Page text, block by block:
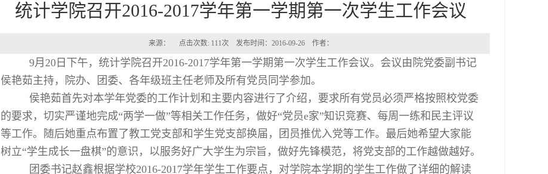
统计学院召开2016-2017学年第一学期第一次学生工作会议
来源： 点击次数: 111次 发布时间：2016-09-26 作者：
9月 20日下午，统计学院召开2016-2017学年第一学期第一次学生工作会议。会议由院党委副书记
侯艳茹主持，院办、团委、各年级班主任老师及所有党员同学参加。
侯艳茹首先对本学年党委的工作计划和主要内容进行了介绍，要求所有党员必须严格按照校党委
的要求，切实严谨地完成“两学一做”等相关工作任务，做好“党员e家”知识竞赛、每周一练和民主评议
等工作。随后她重点布置了教工党支部和学生党支部换届，团员推优入党等工作。最后她希望大家能
树立“学生成长一盘棋”的意识，以服务好广大学生为宗旨，做好先锋模范，将党支部的工作越做越好。
团委书记赵鑫根据学校2016-2017学年学生工作要点，对学院本学期的学生工作做了详细的解读